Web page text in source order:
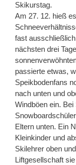
Skikurstag.
Am 27. 12. hieß
fast
nächsten drei
passierte etwas,
Speikbodenfans
nach unten und
Windböen ein.
Eltern unten. Ein
Kleinkinder und
Skilehrer oben
Liftgesellschaft